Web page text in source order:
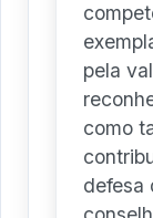
pela
como
defesa